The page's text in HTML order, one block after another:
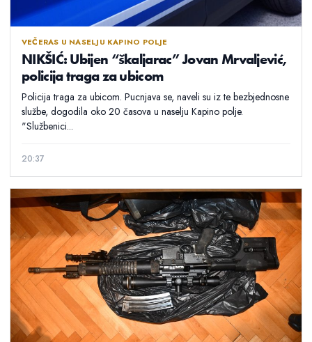
VEČERAS U NASELJU KAPINO POLJE
NIKŠIĆ: Ubijen “škaljarac” Jovan Mrvaljević,
policija traga za ubicom
Policija traga za ubicom. Pucnjava se, naveli su iz te bezbjednosne
službe, dogodila oko 20 časova u naselju Kapino polje.
"Službenici...
20:37